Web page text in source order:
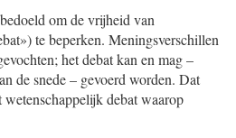
om de vrijheid van
te beperken. Meningsverschillen
het debat kan en mag –
de snede – gevoerd worden. Dat
debat waarop